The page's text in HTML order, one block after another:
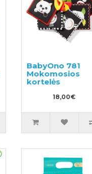
BabyOno 781
Mokomosios
kortelės
18,00€